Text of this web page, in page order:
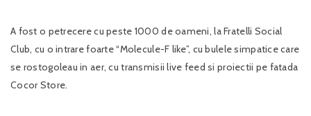
A fost o petrecere cu peste 1000 de oameni, la Fratelli Social
Club, cu o intrare foarte “Molecule-F like”, cu bulele simpatice care
se rostogoleau in aer, cu transmisii live feed si proiectii pe fatada
Cocor Store.